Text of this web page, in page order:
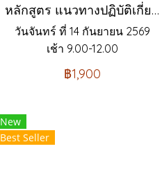
หลักสูตร แนวทางปฏิบัติเกี่ยวกับ เงินสมทบกองทุนสงเคราะห์ลูกจ้าง ที่บังคับใช้ตั้งแต่ 1 ตุลาคม 2569
วันจันทร์ ที่ 14 กันยายน 2569
เช้า 9.00-12.00
฿1,900
New
Best Seller